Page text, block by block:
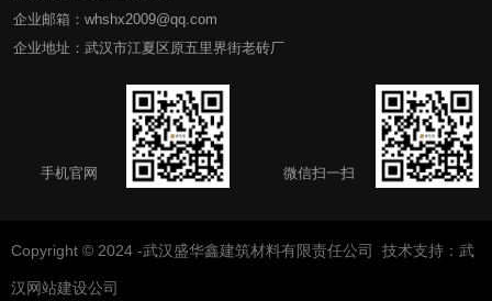
企业邮箱：whshx2009@qq.com
企业地址：武汉市江夏区原五里界街老砖厂
手机官网 微信扫一扫
Copyright © 2024 -武汉盛华鑫建筑材料有限责任公司 技术支持： 武
汉网站建设公司